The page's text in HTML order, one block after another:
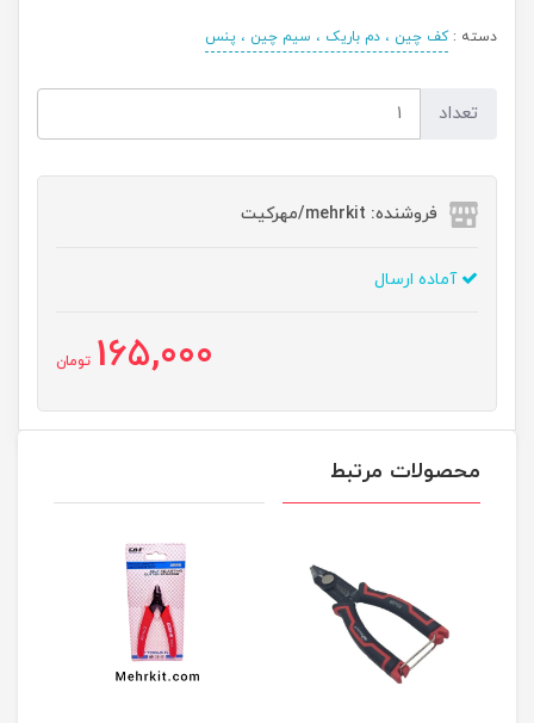
دسته :کف چین ، دم باریک ، سیم چین ، پنس
تعداد
فروشنده: mehrkit/مهرکیت
آماده ارسال
165,000 تومان
محصولات مرتبط